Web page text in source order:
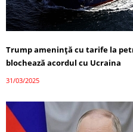
Trump amenință cu tarife la
blochează acordul cu Ucraina
31/03/2025